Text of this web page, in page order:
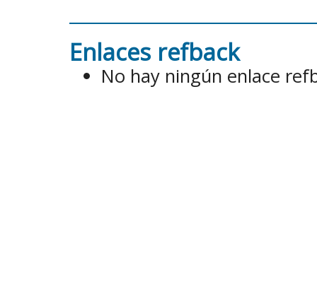
Enlaces refback
No hay ningún enlace